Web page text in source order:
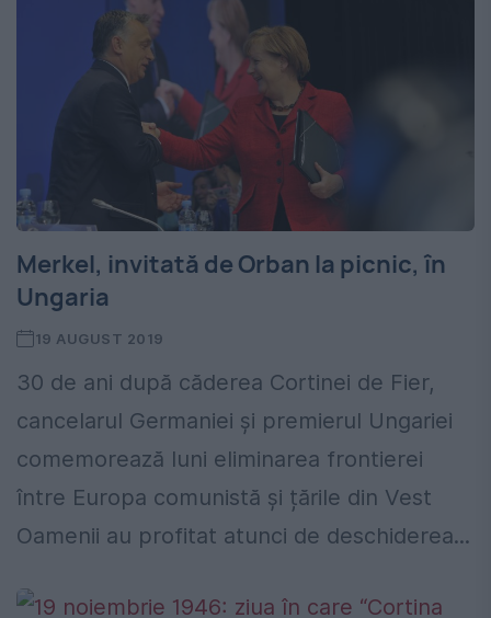
Merkel, invitată de Orban la picnic, în
Ungaria
19 AUGUST 2019
30 de ani după căderea Cortinei de Fier,
cancelarul Germaniei și premierul Ungariei
comemorează luni eliminarea frontierei
între Europa comunistă și țările din Vest
Oamenii au profitat atunci de deschiderea...